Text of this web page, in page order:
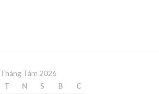
Tháng Tám 2026
T N S B
C